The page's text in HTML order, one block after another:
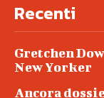
Recenti
Gretchen
New Yorker
Ancora